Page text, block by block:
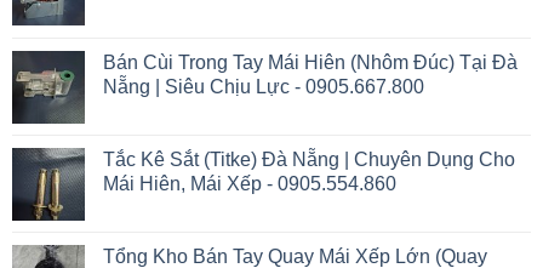
Bán Cùi Trong Tay Mái Hiên (Nhôm Đúc) Tại Đà
Nẵng | Siêu Chịu Lực - 0905.667.800
Tắc Kê Sắt (Titke) Đà Nẵng | Chuyên Dụng Cho
Mái Hiên, Mái Xếp - 0905.554.860
Tổng Kho Bán Tay Quay Mái Xếp Lớn (Quay